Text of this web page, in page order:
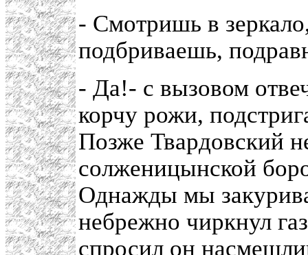
- Смотришь в
подбриваешь,
- Да!- с вызовом
корчу рожи,
Позже Твардовский
солженицынской
Однажды мы
небрежно чиркнул
спросил он